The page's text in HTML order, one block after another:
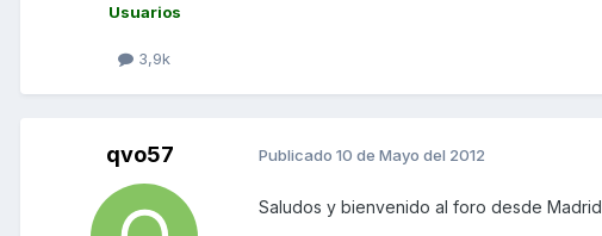
Usuarios
3,9k
qvo57 Publicado 10 de Mayo del 2012
Saludos y bienvenido al foro desde Madrid